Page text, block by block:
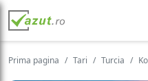
Prima pagina Tari Turcia